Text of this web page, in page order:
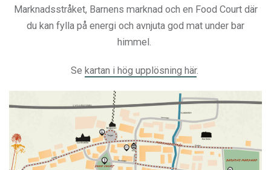
Marknadsstråket, Barnens marknad och en Food Court där
du kan fylla på energi och avnjuta god mat under bar
himmel.
Se kartan i hög upplösning här.